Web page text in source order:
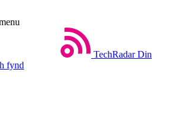
TechRadar Din
fynd